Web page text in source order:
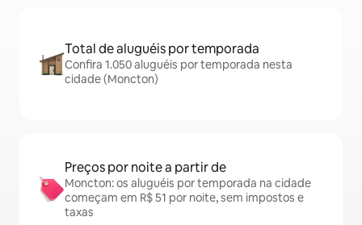
Total de aluguéis por temporada
Confira 1.050 aluguéis por temporada nesta
cidade (Moncton)
Preços por noite a partir de
Moncton: os aluguéis por temporada na cidade
começam em R$ 51 por noite, sem impostos e
taxas